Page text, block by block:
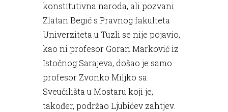
konstitutivna naroda, ali pozvani
Zlatan Begić s Pravnog fakulteta
Univerziteta u Tuzli se nije pojavio,
kao ni profesor Goran Marković iz
Istočnog Sarajeva, došao je samo
profesor Zvonko Miljko sa
Sveučilišta u Mostaru koji je,
također, podržao Ljubićev zahtjev.